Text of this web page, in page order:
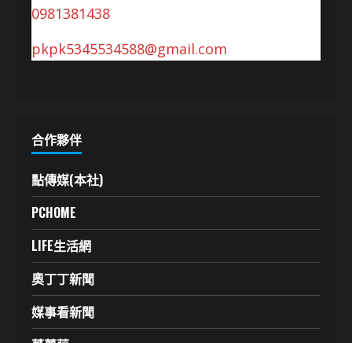
0981381438
pkpk5345534588@gmail.com
合作夥伴
點傳媒(本社)
PCHOME
LIFE生活網
奧丁丁新聞
媒事看新聞